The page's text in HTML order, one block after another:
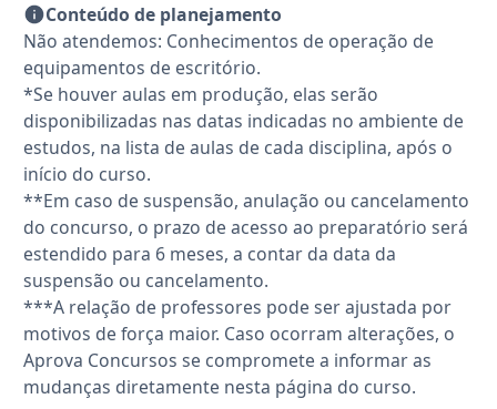
Conteúdo de planejamento
Não atendemos: Conhecimentos de operação de
equipamentos de escritório.
*Se houver aulas em produção, elas serão
disponibilizadas nas datas indicadas no ambiente de
estudos, na lista de aulas de cada disciplina, após o
início do curso.
**Em caso de suspensão, anulação ou cancelamento
do concurso, o prazo de acesso ao preparatório será
estendido para 6 meses, a contar da data da
suspensão ou cancelamento.
***A relação de professores pode ser ajustada por
motivos de força maior. Caso ocorram alterações, o
Aprova Concursos se compromete a informar as
mudanças diretamente nesta página do curso.